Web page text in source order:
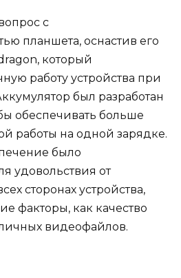
с
планшета, оснастив его
который
работу устройства при
был разработан
обеспечивать больше
работы на одной зарядке.
было
удовольствия от
сторонах устройства,
факторы, как качество
видеофайлов.